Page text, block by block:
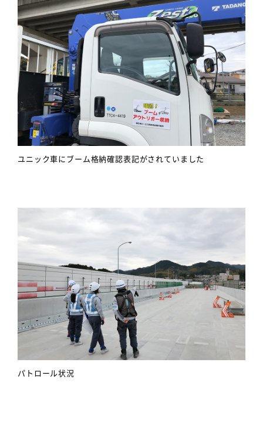
ユニック車にブーム格納確認表記がされていました
パトロール状況